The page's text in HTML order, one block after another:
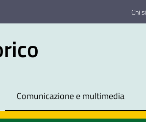
Chi
Comunicazione e multimedia